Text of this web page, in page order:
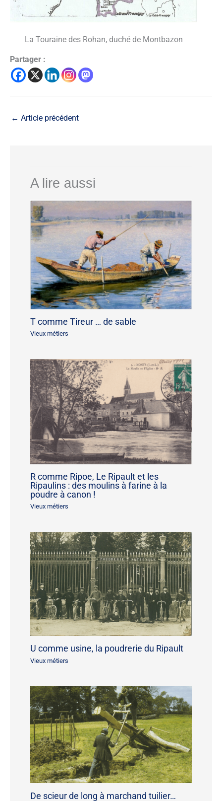
La Touraine des Rohan, duché de Montbazon
Partager :
← Article précédent
A lire aussi
T comme Tireur … de sable
Vieux métiers
R comme Ripoe, Le Ripault et les
Ripaulins : des moulins à farine à la
poudre à canon !
Vieux métiers
U comme usine, la poudrerie du Ripault
Vieux métiers
De scieur de long à marchand tuilier…